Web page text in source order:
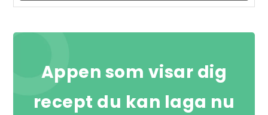
Appen som visar dig
recept du kan laga nu